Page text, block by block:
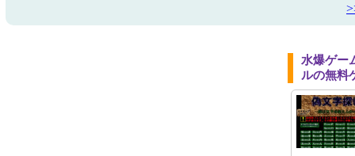
水爆ゲー
ルの無料